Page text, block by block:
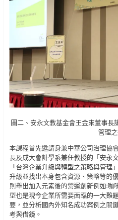
圖二、安永文教基金會王金來董事長
管理
本課程首先邀請身兼中華公司治理協
長及成大會計學系兼任教授的「安永
「台灣企業升級與轉型之策略與管理
升級並找出本身包含資源、策略等的
則舉出加入元素後的營運創新例如:咖
型也是現今企業所需要面臨的一大難
要，並分析國內外知名成功案例之關
考與借鏡。